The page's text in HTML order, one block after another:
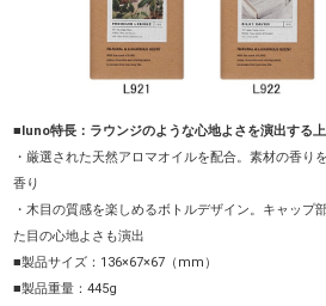
■luno特長：ラウンジのような心地よさを演出する
・厳選された天然アロマオイルを配合。素材の香り
香り
・木目の質感を楽しめるボトルデザイン。キャップ
た目の心地よさも演出
■製品サイズ：136×67×67（mm）
■製品重量：445g